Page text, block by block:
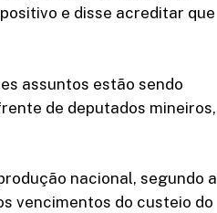
e disse acreditar que
assuntos estão sendo
de deputados mineiros,
nacional, segundo a
vencimentos do custeio do